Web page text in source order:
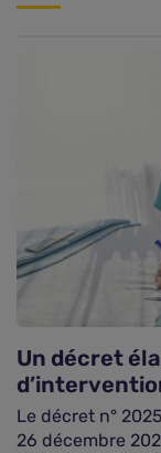
Un décret
Le décret n°
26 décembre